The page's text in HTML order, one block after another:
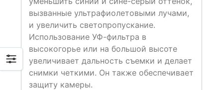
вызванные ультрафиолетовыми лучами,
и увеличить светопропускание.
Использование УФ-фильтра в
высокогорье или на большой высоте
увеличивает дальность съемки и делает
снимки четкими. Он также обеспечивает
защиту камеры.